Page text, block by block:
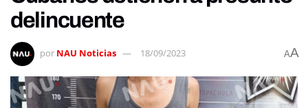
delincuente
por NAU Noticias 18/09/2023 AA